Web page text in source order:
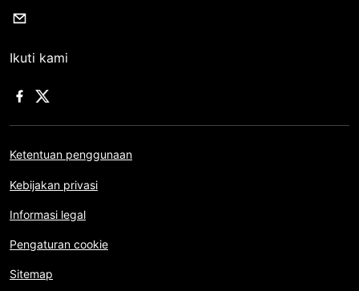
Ikuti kami
Ketentuan penggunaan
Kebijakan privasi
Informasi legal
Pengaturan cookie
Sitemap